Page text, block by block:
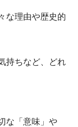
な理由や歴史的
持ちなど、どれ
な「意味」や